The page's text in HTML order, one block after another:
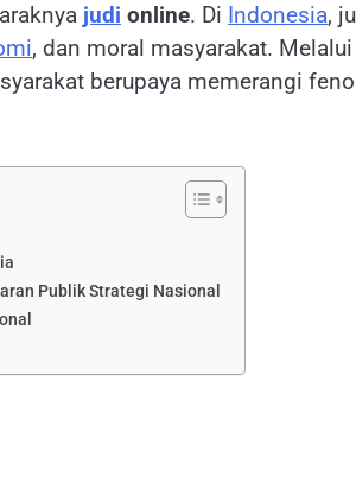
judi online. Di Indonesia,
, dan moral masyarakat.
berupaya memerangi
Publik Strategi Nasional